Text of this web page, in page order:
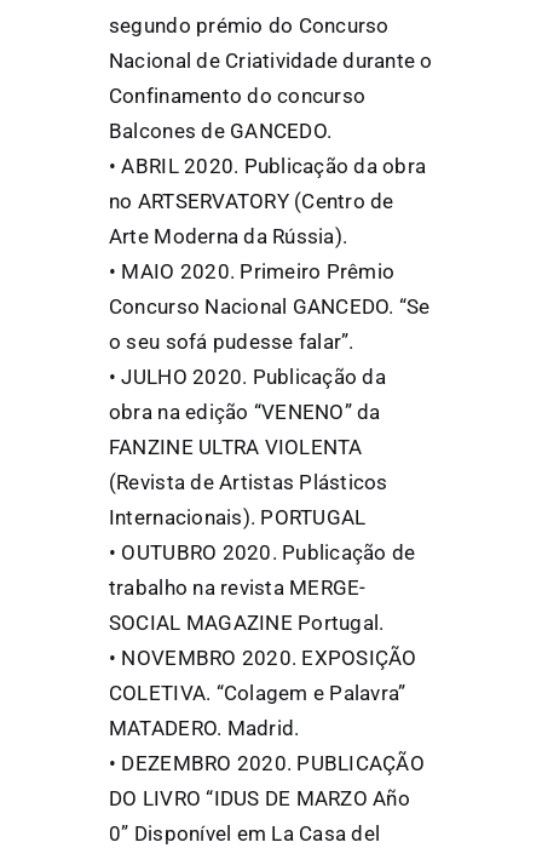
segundo prémio do Concurso
Nacional de Criatividade durante o
Confinamento do concurso
Balcones de GANCEDO.
• ABRIL 2020. Publicação da obra
no ARTSERVATORY (Centro de
Arte Moderna da Rússia).
• MAIO 2020. Primeiro Prêmio
Concurso Nacional GANCEDO. “Se
o seu sofá pudesse falar”.
• JULHO 2020. Publicação da
obra na edição “VENENO” da
FANZINE ULTRA VIOLENTA
(Revista de Artistas Plásticos
Internacionais). PORTUGAL
• OUTUBRO 2020. Publicação de
trabalho na revista MERGE-
SOCIAL MAGAZINE Portugal.
• NOVEMBRO 2020. EXPOSIÇÃO
COLETIVA. “Colagem e Palavra”
MATADERO. Madrid.
• DEZEMBRO 2020. PUBLICAÇÃO
DO LIVRO “IDUS DE MARZO Año
0” Disponível em La Casa del